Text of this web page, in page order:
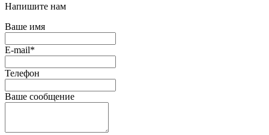
Напишите нам
Ваше имя
E-mail*
Телефон
Ваше сообщение